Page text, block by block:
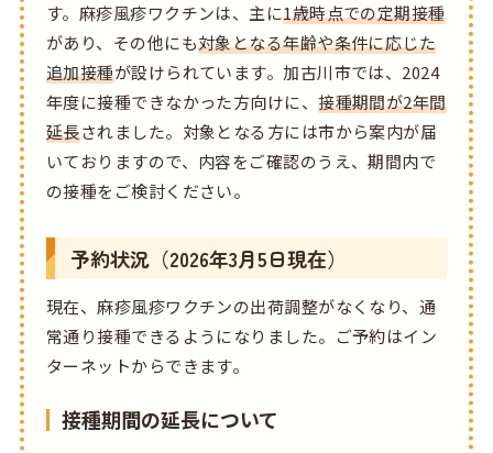
す。麻疹風疹ワクチンは、主に1歳時点での定期接種
があり、その他にも対象となる年齢や条件に応じた
追加接種が設けられています。加古川市では、2024
年度に接種できなかった方向けに、接種期間が2年間
延長されました。対象となる方には市から案内が届
いておりますので、内容をご確認のうえ、期間内で
の接種をご検討ください。
予約状況（2026年3月5日現在）
現在、麻疹風疹ワクチンの出荷調整がなくなり、通
常通り接種できるようになりました。ご予約はイン
ターネットからできます。
接種期間の延長について